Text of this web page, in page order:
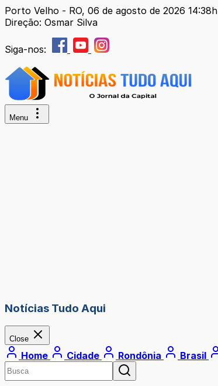
Porto Velho - RO, 06 de agosto de 2026 14:38h
Direção: Osmar Silva
Siga-nos:
Menu
Notícias Tudo Aqui
Close
Home Cidade Rondônia Brasil